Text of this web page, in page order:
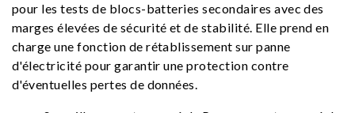
pour les tests de blocs-batteries secondaires avec des
marges élevées de sécurité et de stabilité. Elle prend en
charge une fonction de rétablissement sur panne
d'électricité pour garantir une protection contre
d'éventuelles pertes de données.